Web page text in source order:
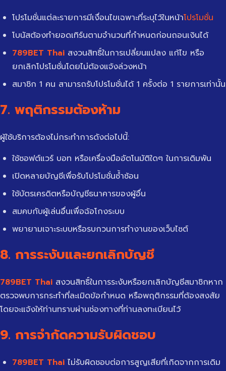
โปรโมชั่นแต่ละรายการมีเงื่อนไขเฉพาะที่ระบุไว้ในหน้าโปรโมชั่น
โบนัสต้องทำยอดเทิร์นตามจำนวนที่กำหนดก่อนถอนเงินได้
789BET Thai สงวนสิทธิ์ในการเปลี่ยนแปลง แก้ไข หรือ
ยกเลิกโปรโมชั่นโดยไม่ต้องแจ้งล่วงหน้า
สมาชิก 1 คน สามารถรับโปรโมชั่นได้ 1 ครั้งต่อ 1 รายการเท่านั้น
7. พฤติกรรมต้องห้าม
ผู้ใช้บริการต้องไม่กระทำการดังต่อไปนี้:
ใช้ซอฟต์แวร์ บอท หรือเครื่องมืออัตโนมัติใดๆ ในการเดิมพัน
เปิดหลายบัญชีเพื่อรับโปรโมชั่นซ้ำซ้อน
ใช้บัตรเครดิตหรือบัญชีธนาคารของผู้อื่น
สมคบกับผู้เล่นอื่นเพื่อฉ้อโกงระบบ
พยายามเจาะระบบหรือรบกวนการทำงานของเว็บไซต์
8. การระงับและยกเลิกบัญชี
789BET Thai สงวนสิทธิ์ในการระงับหรือยกเลิกบัญชีสมาชิกหาก
ตรวจพบการกระทำที่ละเมิดข้อกำหนด หรือพฤติกรรมที่ต้องสงสัย
โดยจะแจ้งให้ท่านทราบผ่านช่องทางที่ท่านลงทะเบียนไว้
9. การจำกัดความรับผิดชอบ
789BET Thai ไม่รับผิดชอบต่อการสูญเสียที่เกิดจากการเดิม